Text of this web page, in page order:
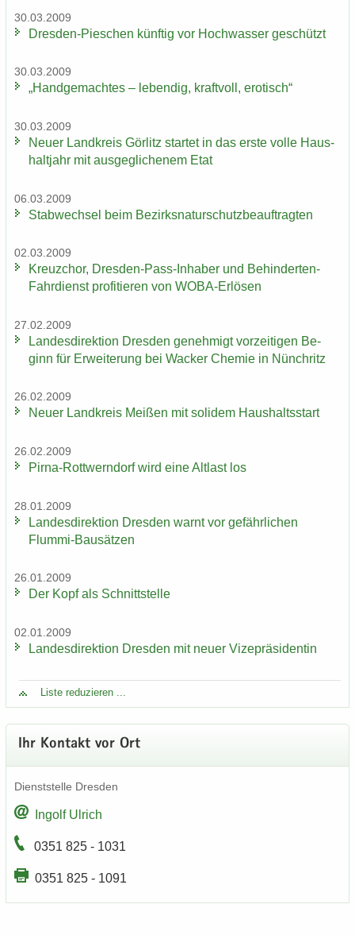
30.03.2009
Dresden-​Pieschen künf­tig vor Hoch­was­ser ge­schützt
30.03.2009
„Hand­ge­mach­tes – le­ben­dig, kraft­voll, ero­tisch“
30.03.2009
Neuer Land­kreis Gör­litz star­tet in das erste volle Haus­
halt­jahr mit aus­ge­gli­che­nem Etat
06.03.2009
Stab­wech­sel beim Be­zirks­na­tur­schutz­be­auf­trag­ten
02.03.2009
Kreuz­chor, Dresden-​Pass-Inhaber und Behinderten-​
Fahrdienst pro­fi­tie­ren von WOBA-​Erlösen
27.02.2009
Lan­des­di­rek­ti­on Dres­den ge­neh­migt vor­zei­ti­gen Be­
ginn für Er­wei­te­rung bei Wa­cker Che­mie in Nün­chritz
26.02.2009
Neuer Land­kreis Mei­ßen mit so­li­dem Haus­halts­start
26.02.2009
Pirna-​Rottwerndorf wird eine Alt­last los
28.01.2009
Lan­des­di­rek­ti­on Dres­den warnt vor ge­fähr­li­chen
Flummi-​Bausätzen
26.01.2009
Der Kopf als Schnitt­stel­le
02.01.2009
Lan­des­di­rek­ti­on Dres­den mit neuer Vi­ze­prä­si­den­tin
Liste re­du­zie­ren ...
Ihr Kon­takt vor Ort
Dienst­stel­le Dres­den
In­golf Ul­rich
0351 825 - 1031
0351 825 - 1091